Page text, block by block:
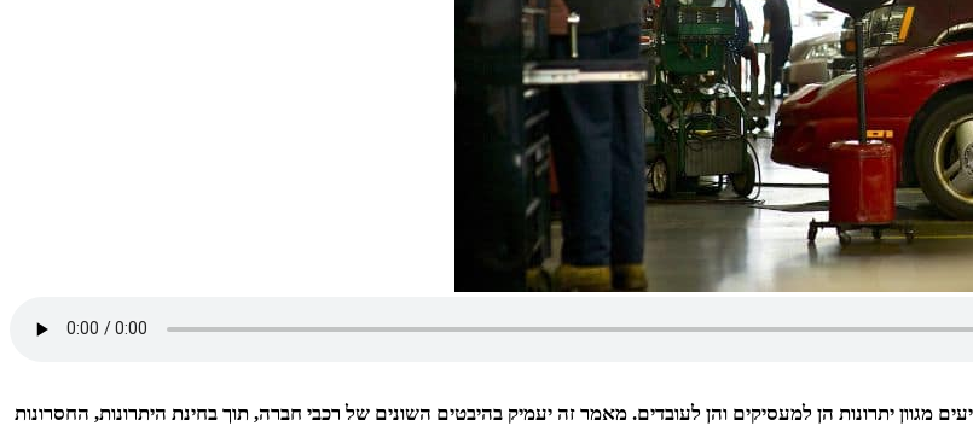
יתרונות הן למעסיקים והן לעובדים. מאמר זה יעמיק בהיבטים השונים של רכבי חברה, תוך בחינת היתרונות, החסרונות